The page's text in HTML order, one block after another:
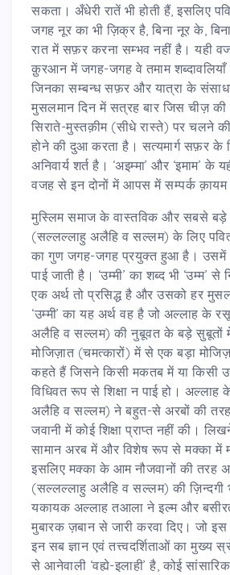
सकता। अँधेरी रातें भी होती हैं, इसलिए
जगह नूर का भी ज़िक्र है, बिना नूर के,
रात में सफ़र करना सम्भव नहीं है। यही
क़ुरआन में जगह-जगह वे तमाम शब्दावलियाँ
जिनका सम्बन्ध सफ़र और यात्रा के
मुसलमान दिन में सत्रह बार जिस चीज़
सिराते-मुस्तक़ीम (सीधे रास्ते) पर चलने
होने की दुआ करता है। सत्यमार्ग सफ़र
अनिवार्य शर्त है। ‘अइम्मा’ और ‘इमाम’ के
वजह से इन दोनों में आपस में सम्पर्क क़ायम
मुस्लिम समाज के वास्तविक और सबसे बड़े
(सल्लल्लाहु अलैहि व सल्लम) के लिए
का गुण जगह-जगह प्रयुक्त हुआ है। उसमें
पाई जाती है। ‘उम्मी’ का शब्द भी ‘उम्म’ से
एक अर्थ तो प्रसिद्ध है और उसको हर
‘उम्मी’ का यह अर्थ वह है जो अल्लाह के
अलैहि व सल्लम) की नुबूवत के बड़े सुबूतों
मोजिज़ात (चमत्कारों) में से एक बड़ा
कहते हैं जिसने किसी मकतब में या किसी
विधिवत रूप से शिक्षा न पाई हो।
अलैहि व सल्लम) ने बहुत-से अरबों की
जवानी में कोई शिक्षा प्राप्त नहीं की।
सामान अरब में और विशेष रूप से मक्का में
इसलिए मक्का के आम नौजवानों की तरह
(सल्लल्लाहु अलैहि व सल्लम) की ज़िन्दगी
यकायक अल्लाह तआला ने इल्म और
मुबारक ज़बान से जारी करवा दिए। जो
इन सब ज्ञान एवं तत्त्वदर्शिताओं का मुख्य
से आनेवाली ‘वह्ये-इलाही’ है, कोई सांसारिक